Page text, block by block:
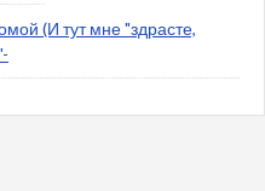
(И тут мне "здрасте,